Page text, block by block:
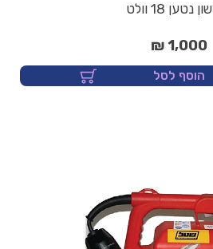
נטען 18 וולט
1,000 ₪
הוסף לסל